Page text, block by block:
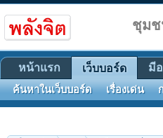
ชุมช
หน้าแรก เว็บบอร์ด
ค้นหาในเว็บบอร์ด เรื่องเด่น
มี